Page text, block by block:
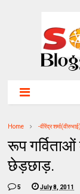
Home -वीरेंद्र शर्मा(वीरुभाई)
रूप
छेड़छाड़.
5 July 8, 2011